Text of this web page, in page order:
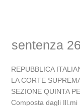
sentenza
REPUBBLICA
LA CORTE
SEZIONE QUINTA
Composta dagli Ill.mi